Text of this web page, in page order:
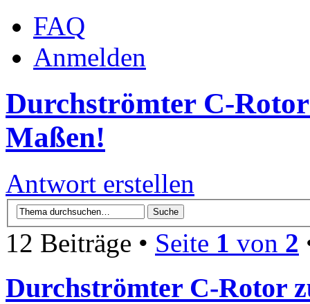
FAQ
Anmelden
Durchströmter C-
Maßen!
Antwort erstellen
12 Beiträge • Seite 1 von 2
Durchströmter C-Rotor